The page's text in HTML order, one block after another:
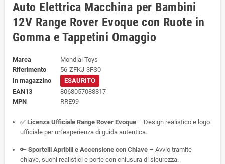
Auto Elettrica Macchina per Bambini
12V Range Rover Evoque con Ruote in
Gomma e Tappetini Omaggio
Marca
Mondial Toys
Riferimento
56-ZFKJ-3FS0
In magazzino
ESAURITO
EAN13
8068057088817
MPN
RRE99
✅ Licenza Ufficiale Range Rover Evoque – Design realistico e logo
ufficiale per un’esperienza di guida autentica.
🔑 Sportelli Apribili e Accensione con Chiave – Avvio tramite
chiave, suoni realistici e porte con chiusura di sicurezza.